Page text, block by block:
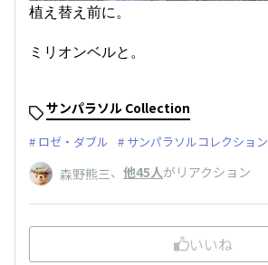
植え替え前に。
ミリオンベルと。
サンパラソル Collection
ロゼ・ダブル サンパラソルコレクション
森野熊三、 他45人がリアクション
いいね